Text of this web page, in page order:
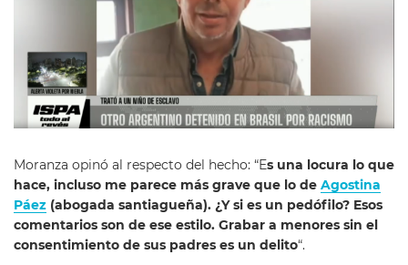
Moranza opinó al respecto del hecho: “Es una locura lo que
hace, incluso me parece más grave que lo de Agostina
Páez (abogada santiagueña). ¿Y si es un pedófilo? Esos
comentarios son de ese estilo. Grabar a menores sin el
consentimiento de sus padres es un delito“.